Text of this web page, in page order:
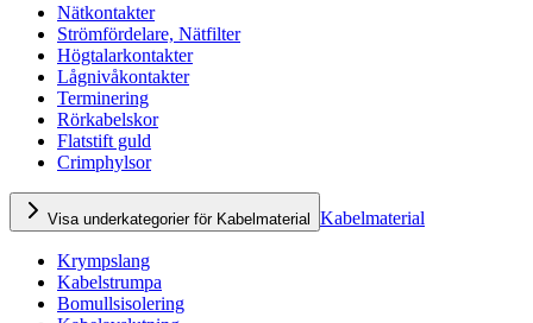
Nätkontakter
Strömfördelare, Nätfilter
Högtalarkontakter
Lågnivåkontakter
Terminering
Rörkabelskor
Flatstift guld
Crimphylsor
Visa underkategorier för Kabelmaterial Kabelmaterial
Krympslang
Kabelstrumpa
Bomullsisolering